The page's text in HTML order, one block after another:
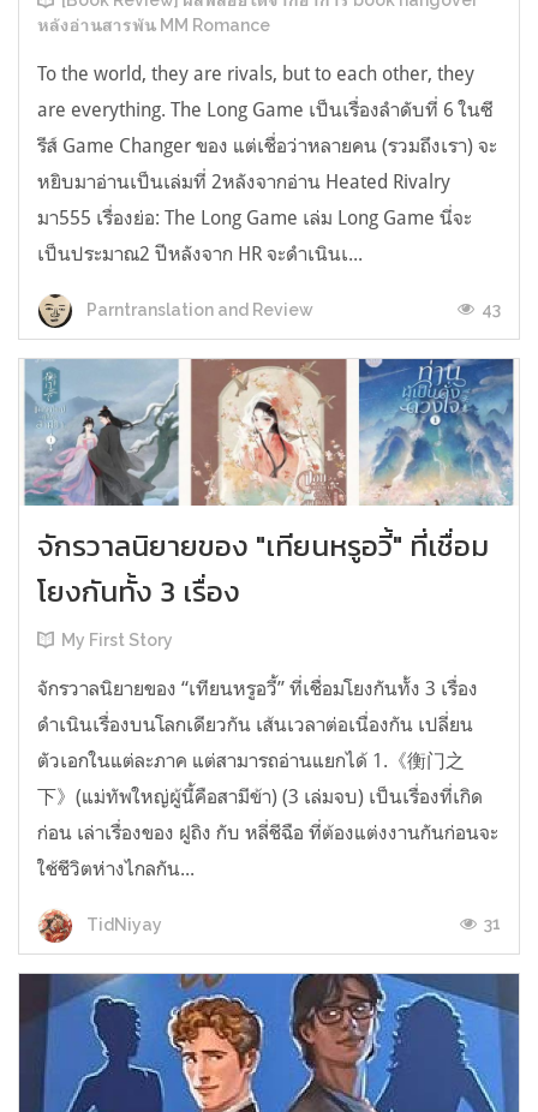
หลังอ่านสารพัน MM Romance
To the world, they are rivals, but to each other, they
are everything. The Long Game เป็นเรื่องลำดับที่ 6 ในซี
รีส์ Game Changer ของ แต่เชื่อว่าหลายคน (รวมถึงเรา) จะ
หยิบมาอ่านเป็นเล่มที่ 2หลังจากอ่าน Heated Rivalry
มา555 เรื่องย่อ: The Long Game เล่ม Long Game นี่จะ
เป็นประมาณ2 ปีหลังจาก HR จะดำเนินเ...
Parntranslation and Review 43
จักรวาลนิยายของ "เทียนหรูอวี้" ที่เชื่อม
โยงกันทั้ง 3 เรื่อง
My First Story
จักรวาลนิยายของ “เทียนหรูอวี้” ที่เชื่อมโยงกันทั้ง 3 เรื่อง
ดำเนินเรื่องบนโลกเดียวกัน เส้นเวลาต่อเนื่องกัน เปลี่ยน
ตัวเอกในแต่ละภาค แต่สามารถอ่านแยกได้ 1.《衡门之
下》(แม่ทัพใหญ่ผู้นี้คือสามีข้า) (3 เล่มจบ) เป็นเรื่องที่เกิด
ก่อน เล่าเรื่องของ ฝูถิง กับ หลี่ชีฉือ ที่ต้องแต่งงานกันก่อนจะ
ใช้ชีวิตห่างไกลกัน...
TidNiyay 31